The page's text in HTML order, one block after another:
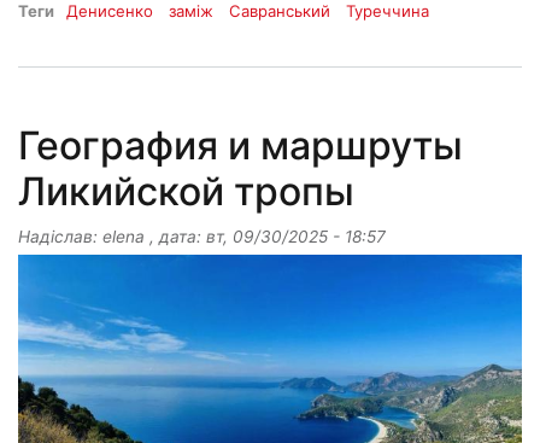
Теги Денисенко заміж Савранський Туреччина
География и маршруты
Ликийской тропы
Надіслав: elena , дата: вт, 09/30/2025 - 18:57